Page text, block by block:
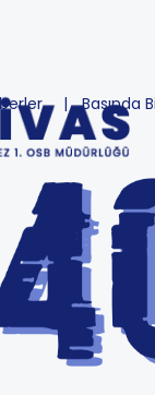
Basında